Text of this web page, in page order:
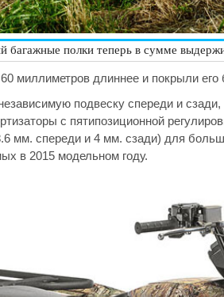
багажные полки теперь в сумме
миллиметров длиннее и покрыли его
подвеску спереди и
с пятипозиционной
мм. спереди и 4 мм. сзади) для
в 2015 модельном году.